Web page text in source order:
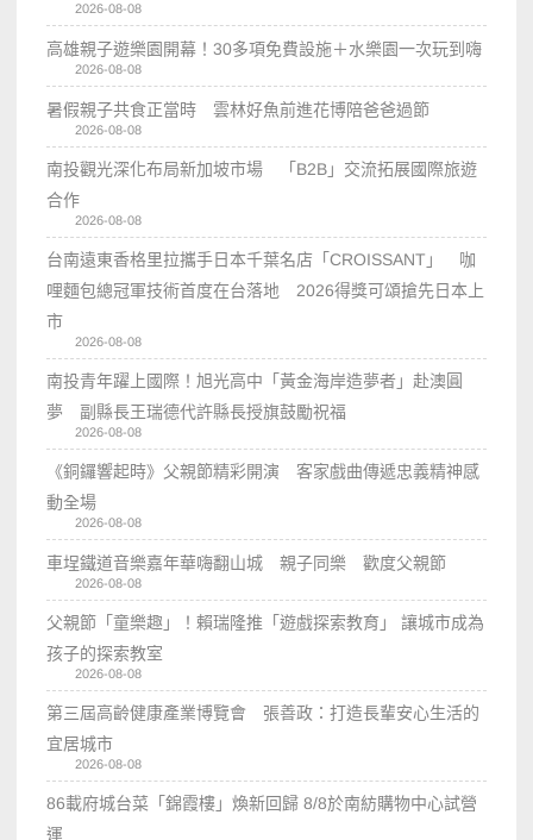
2026-08-08
高雄親子遊樂園開幕！30多項免費設施＋水樂園一次玩到嗨
2026-08-08
暑假親子共食正當時 雲林好魚前進花博陪爸爸過節
2026-08-08
南投觀光深化布局新加坡市場 「B2B」交流拓展國際旅遊
合作
2026-08-08
台南遠東香格里拉攜手日本千葉名店「CROISSANT」 咖
哩麵包總冠軍技術首度在台落地 2026得獎可頌搶先日本上
市
2026-08-08
南投青年躍上國際！旭光高中「黃金海岸造夢者」赴澳圓
夢 副縣長王瑞德代許縣長授旗鼓勵祝福
2026-08-08
《銅鑼響起時》父親節精彩開演 客家戲曲傳遞忠義精神感
動全場
2026-08-08
車埕鐵道音樂嘉年華嗨翻山城 親子同樂 歡度父親節
2026-08-08
父親節「童樂趣」！賴瑞隆推「遊戲探索教育」 讓城市成為
孩子的探索教室
2026-08-08
第三屆高齡健康產業博覽會 張善政：打造長輩安心生活的
宜居城市
2026-08-08
86載府城台菜「錦霞樓」煥新回歸 8/8於南紡購物中心試營
運